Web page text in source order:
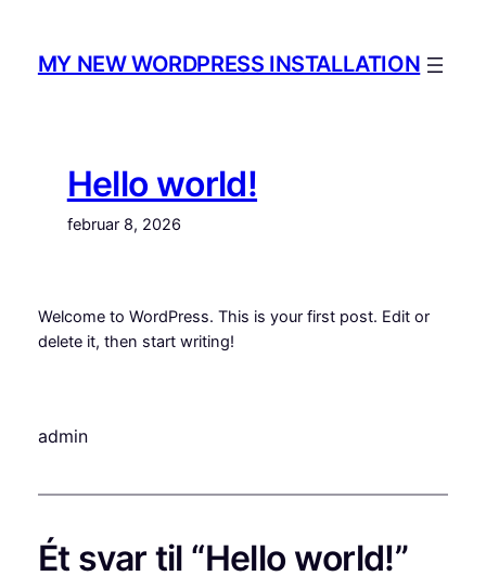
indholdMY NEW WORDPRESS INSTALLATION
Hello world!
februar 8, 2026
Welcome to WordPress. This is your first post. Edit or
delete it, then start writing!
admin
Ét svar til “Hello world!”